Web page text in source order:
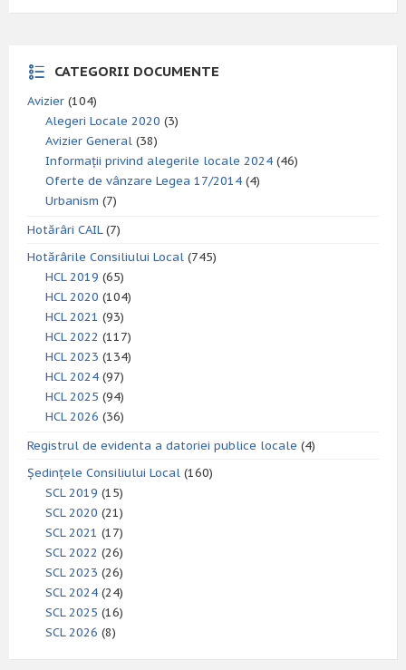
CATEGORII DOCUMENTE
Avizier (104)
Alegeri Locale 2020 (3)
Avizier General (38)
Informații privind alegerile locale 2024 (46)
Oferte de vânzare Legea 17/2014 (4)
Urbanism (7)
Hotărâri CAIL(7)
Hotărârile Consiliului Local (745)
HCL 2019 (65)
HCL 2020 (104)
HCL 2021 (93)
HCL 2022 (117)
HCL 2023 (134)
HCL 2024 (97)
HCL 2025 (94)
HCL 2026 (36)
Registrul de evidenta a datoriei publice locale (4)
Ședințele Consiliului Local (160)
SCL 2019 (15)
SCL 2020 (21)
SCL 2021 (17)
SCL 2022 (26)
SCL 2023 (26)
SCL 2024 (24)
SCL 2025 (16)
SCL 2026 (8)